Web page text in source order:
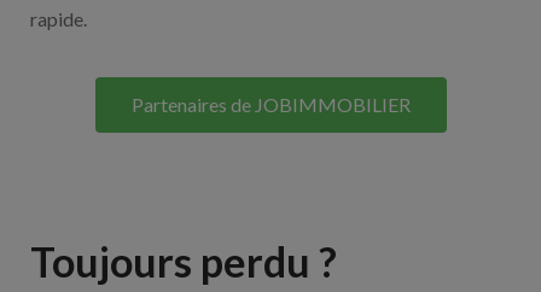
rapide.
Partenaires de JOBIMMOBILIER
Toujours perdu ?